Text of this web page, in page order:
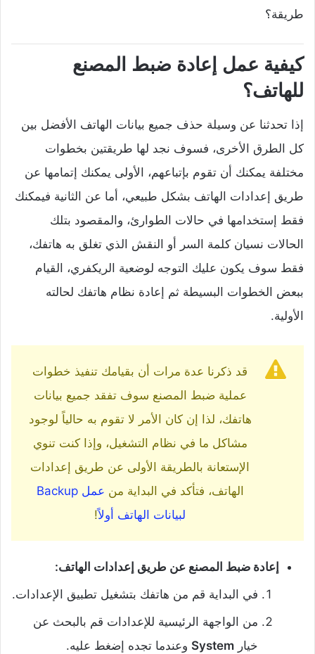
طريقة؟
كيفية عمل إعادة ضبط المصنع
للهاتف؟
إذا تحدثنا عن وسيلة حذف جميع بيانات الهاتف الأفضل بين
كل الطرق الأخرى، فسوف نجد لها طريقتين بخطوات
مختلفة يمكنك أن تقوم بإتباعهم، الأولى يمكنك إتمامها عن
طريق إعدادات الهاتف بشكل طبيعي، أما عن الثانية فيمكنك
فقط إستخدامها في حالات الطوارئ، والمقصود بتلك
الحالات نسيان كلمة السر أو النقش الذي تغلق به هاتفك،
فقط سوف يكون عليك التوجه لوضعية الريكفري، القيام
ببعض الخطوات البسيطة ثم إعادة نظام هاتفك لحالته
الأولية.
قد ذكرنا عدة مرات أن بقيامك تنفيذ خطوات
عملية ضبط المصنع سوف تفقد جميع بيانات
هاتفك، لذا إن كان الأمر لا تقوم به حالياً لوجود
مشاكل ما في نظام التشغيل، وإذا كنت تنوي
الإستعانة بالطريقة الأولى عن طريق إعدادات
الهاتف، فتأكد في البداية من
عمل Backup
لبيانات الهاتف أولاً!
إعادة ضبط المصنع عن طريق إعدادات الهاتف:
في البداية قم من هاتفك بتشغيل تطبيق الإعدادات.
من الواجهة الرئيسية للإعدادات قم بالبحث عن
خيار System وعندما تجده إضغط عليه.